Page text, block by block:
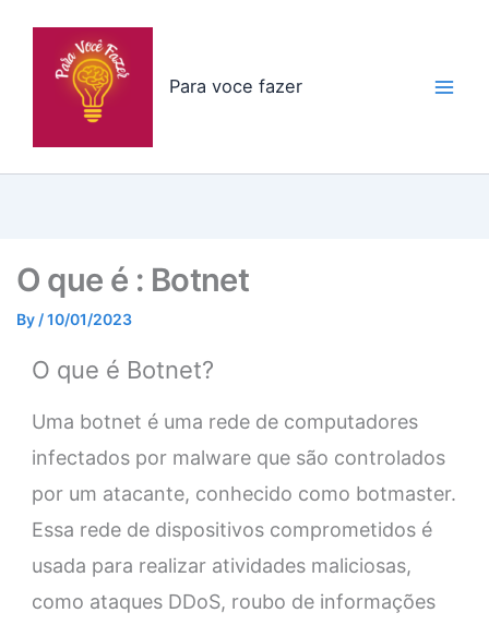
Para voce fazer
O que é : Botnet
By /10/01/2023
O que é Botnet?
Uma botnet é uma rede de computadores
infectados por malware que são controlados
por um atacante, conhecido como botmaster.
Essa rede de dispositivos comprometidos é
usada para realizar atividades maliciosas,
como ataques DDoS, roubo de informações